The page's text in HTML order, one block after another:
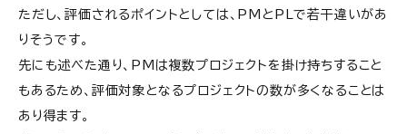
ただし、評価されるポイントとしては、PMとPLで若干違いがあ
りそうです。
先にも述べた通り、PMは複数プロジェクトを掛け持ちすること
もあるため、評価対象となるプロジェクトの数が多くなることは
あり得ます。